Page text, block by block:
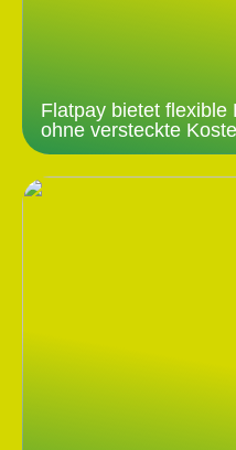
Flatpay bietet flexible
ohne versteckte